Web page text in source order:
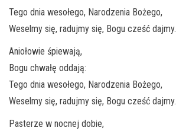
Tego dnia wesołego, Narodzenia Bożego,
Weselmy się, radujmy się, Bogu cześć dajmy.
Aniołowie śpiewają,
Bogu chwałę oddają:
Tego dnia wesołego, Narodzenia Bożego,
Weselmy się, radujmy się, Bogu cześć dajmy.
Pasterze w nocnej dobie,